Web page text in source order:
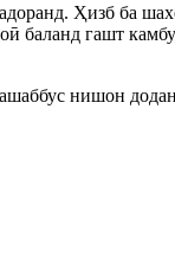
Ҳизб ба
баланд гашт
нишон